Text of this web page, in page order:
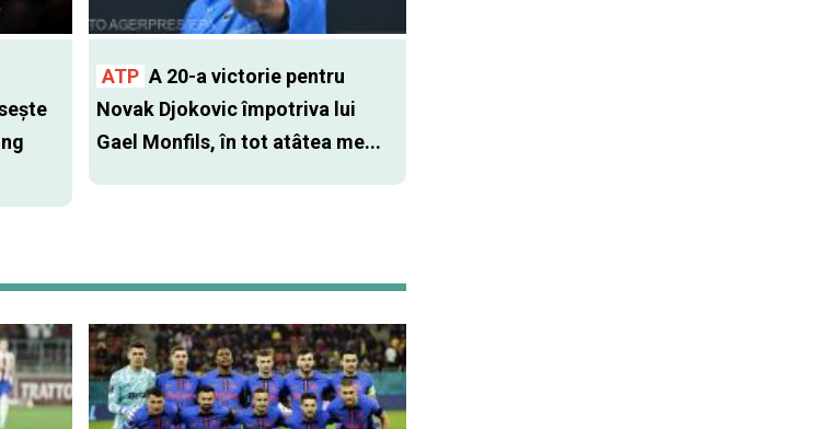
ATP A 20-a victorie pentru
Novak Djokovic împotriva lui
Gael Monfils, în tot atâtea me...